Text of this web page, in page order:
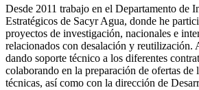
Desde 2011 trabajo en el Departamento de
Estratégicos de Sacyr Agua, donde he
proyectos de investigación, nacionales e
relacionados con desalación y reutilización.
dando soporte técnico a los diferentes
colaborando en la preparación de ofertas de
técnicas, así como con la dirección de